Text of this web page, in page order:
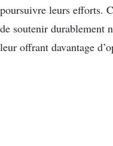
poursuivre leurs efforts.
de soutenir durablement
leur offrant davantage